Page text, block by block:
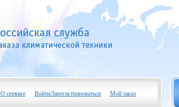
О сервисе Войти/Зарегистрироваться Мой заказ